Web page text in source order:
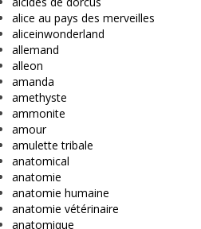
alice au pays des merveilles
aliceinwonderland
allemand
alleon
amanda
amethyste
ammonite
amour
amulette tribale
anatomical
anatomie
anatomie humaine
anatomie vétérinaire
anatomique